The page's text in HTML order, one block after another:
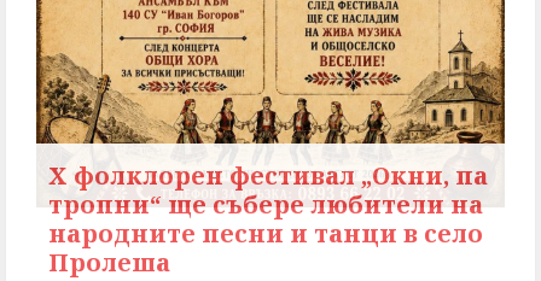
X фолклорен фестивал „Окни, па
тропни“ ще събере любители на
народните песни и танци в село
Пролеша